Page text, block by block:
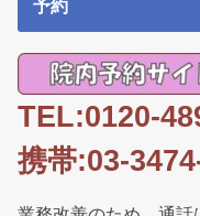
予約
TEL:0120-
携帯:03-